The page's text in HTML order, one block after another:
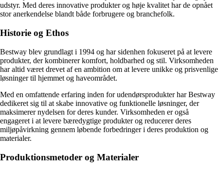
udstyr. Med deres innovative produkter og høje kvalitet har de opnået
stor anerkendelse blandt både forbrugere og branchefolk.
Historie og Ethos
Bestway blev grundlagt i 1994 og har sidenhen fokuseret på at levere
produkter, der kombinerer komfort, holdbarhed og stil. Virksomheden
har altid været drevet af en ambition om at levere unikke og prisvenlige
løsninger til hjemmet og haveområdet.
Med en omfattende erfaring inden for udendørsprodukter har Bestway
dedikeret sig til at skabe innovative og funktionelle løsninger, der
maksimerer nydelsen for deres kunder. Virksomheden er også
engageret i at levere bæredygtige produkter og reducerer deres
miljøpåvirkning gennem løbende forbedringer i deres produktion og
materialer.
Produktionsmetoder og Materialer